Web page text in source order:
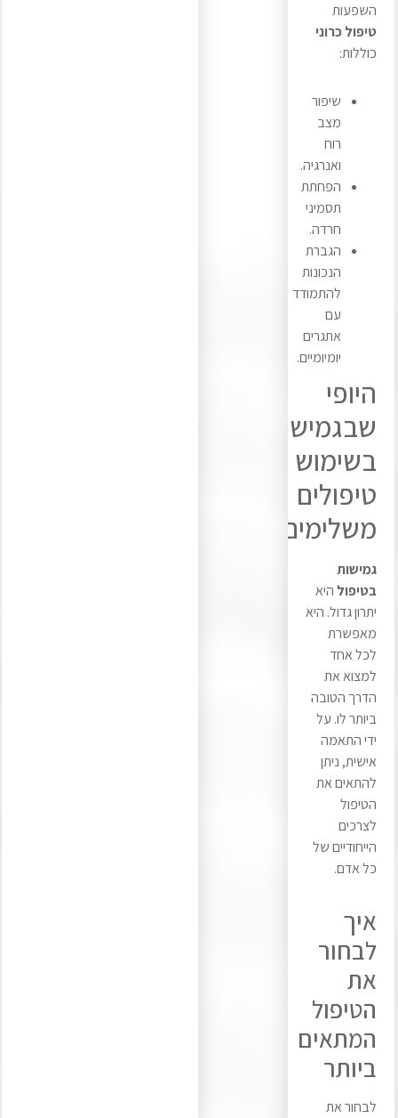
השפעות
טיפול כרוני
כוללות:
שיפור
מצב
רוח
ואנרגיה.
הפחתת
תסמיני
חרדה.
הגברת
הנכונות
להתמודד
עם
אתגרים
יומיומיים.
היופי
שבגמישות
בשימוש
טיפולים
משלימים
גמישות
בטיפול היא
יתרון גדול. היא
מאפשרת
לכל אחד
למצוא את
הדרך הטובה
ביותר לו. על
ידי התאמה
אישית, ניתן
להתאים את
הטיפול
לצרכים
הייחודיים של
כל אדם.
איך
לבחור
את
הטיפול
המתאים
ביותר
לבחור את